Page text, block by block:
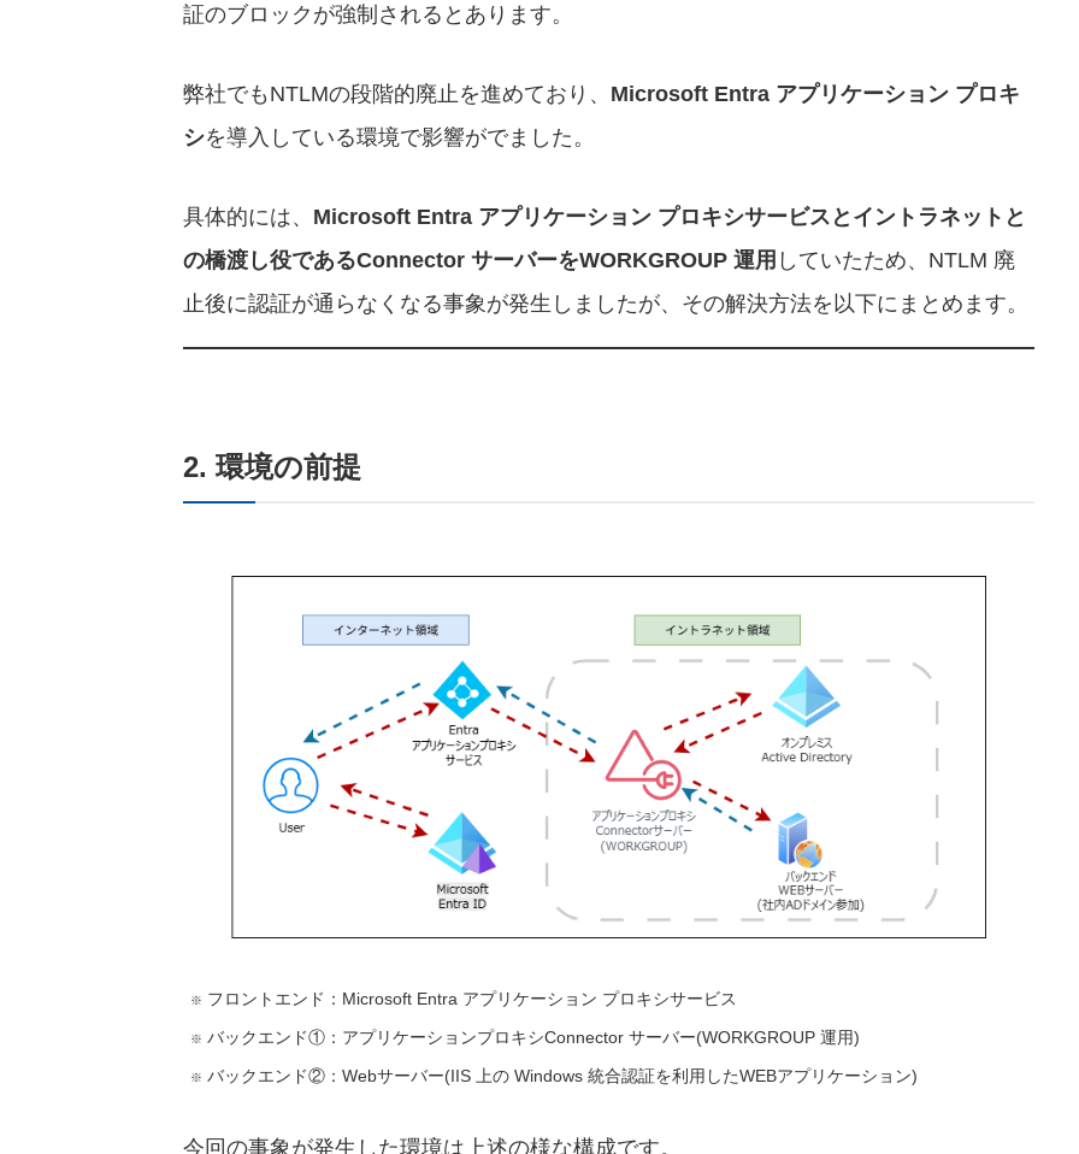
証のブロックが強制されるとあります。
弊社でもNTLMの段階的廃止を進めており、 Microsoft Entra アプリケーション プロキ
シを導入している環境で影響がでました。
具体的には、 Microsoft Entra アプリケーション プロキシサービスとイントラネットと
の橋渡し役であるConnector サーバーをWORKGROUP 運用 していたため、NTLM 廃
止後に認証が通らなくなる事象が発生しましたが、その解決方法を以下にまとめます。
2. 環境の前提
フロントエンド：Microsoft Entra アプリケーション プロキシサービス
バックエンド①：アプリケーションプロキシConnector サーバー(WORKGROUP 運用)
バックエンド②：Webサーバー(IIS 上の Windows 統合認証を利用したWEBアプリケーション)
今回の事象が発生した環境は上述の様な構成です。